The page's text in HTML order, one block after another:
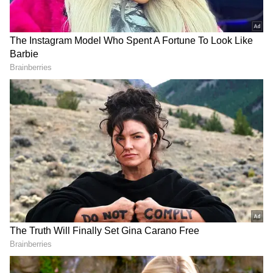
Image Credit :Asianet News
డీకే శివకుమార్ ఆస్తి విలువ
కర్ణాటక కాంగ్రెస్ పార్టీ సీనియర్ నేత, 'ట్రబుల్ షూటర్'గా
పేరుగాంచిన డీకే శివకుమార్ మొత్తం రూ.1,413 కోట్ల
ఆస్తులతో దేశంలోనే అత్యంత ధనిక సీఎంగా మొదటి
స్థానంలో నిలిచారు. ఆయన ఆస్తుల వివరాలు: చరాస్తులు:
రూ.273 కోట్లు, స్థిరాస్తులు (భూములు, భవనాలు): రూ.1,140
కోట్లు, అప్పులు: రూ.265 కోట్లు. 2008లో రూ.75.5 కోట్లుగా
ఉన్న ఆయన ఆస్తి, 2013లో రూ.251 కోట్లకు, 2018లో
రూ.840 కోట్లకు పెరిగి, 2023 ఎన్నికల అఫిడవిట్ ప్రకారం
రూ.1,413 కోట్లకు చేరింది.
Related Articles